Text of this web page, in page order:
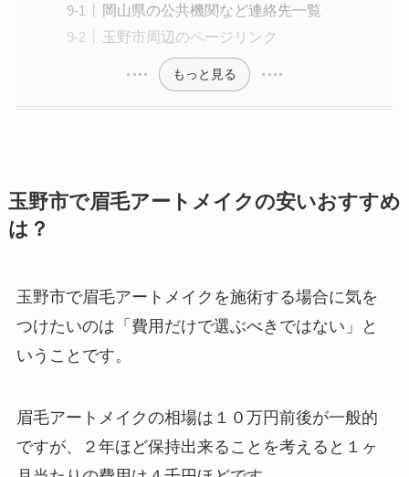
岡山県の公共機関など連絡先一覧
玉野市周辺のページリンク
もっと見る
玉野市で眉毛アートメイクの安いおすすめ
は？
玉野市で眉毛アートメイクを施術する場合に気を
つけたいのは 「費用だけで選ぶべきではない」と
いうことです。
眉毛アートメイクの相場は１０万円前後が一般的
ですが、２年ほど保持出来ることを考えると１ヶ